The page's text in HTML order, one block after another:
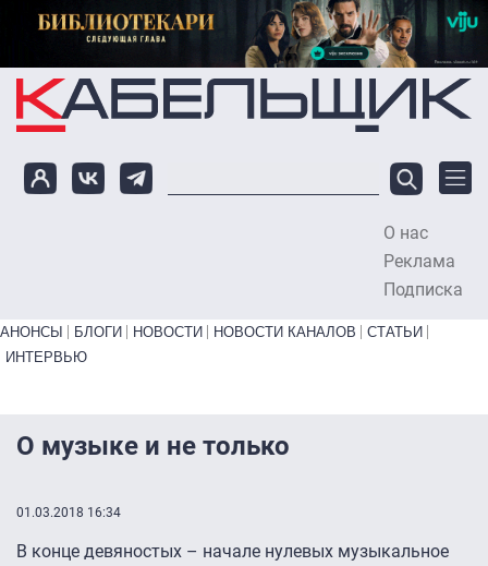
Перейти к основному содержанию
О нас
Реклама
Подписка
Primary links bottom
АНОНСЫ БЛОГИ НОВОСТИ НОВОСТИ КАНАЛОВ
СТАТЬИ
ИНТЕРВЬЮ
О музыке и не только
01.03.2018 16:34
В конце девяностых – начале нулевых музыкальное